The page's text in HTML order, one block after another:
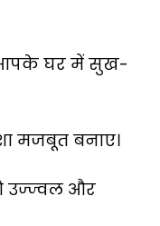
आपके घर में सुख-
मजबूत बनाए।
उज्ज्वल और